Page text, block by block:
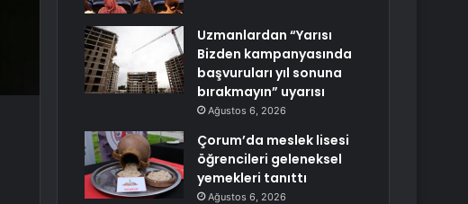
Uzmanlardan “Yarısı
Bizden kampanyasında
başvuruları yıl sonuna
bırakmayın” uyarısı
Ağustos 6, 2026
Çorum’da meslek lisesi
öğrencileri geleneksel
yemekleri tanıttı
Ağustos 6, 2026